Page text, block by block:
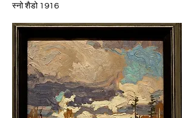
स्नो शैडो 1916